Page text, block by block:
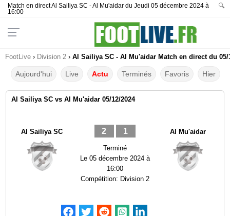
Match en direct Al Sailiya SC - Al Mu'aidar du Jeudi 05 décembre 2024 à
16:00
🔍
FootLive › Division 2 › Al Sailiya SC - Al Mu'aidar Match en direct du 05/
Aujourd'hui Live Actu Terminés Favoris Hier
Al Sailiya SC vs Al Mu'aidar 05/12/2024
Al Sailiya SC 2 1
Terminé
Le 05 décembre 2024 à
16:00
Compétition: Division 2
Al Mu'aidar